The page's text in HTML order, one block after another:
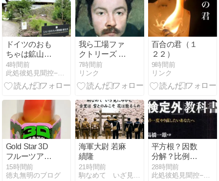
ドイツのおも
ちゃは鉱山町
から…という
こと
4時間前
此処彼処見聞控−ここかしこみききのひかえ
我ら工場ファ
クトリーズ 第
二話
7時間前
リンク
百合の君（１
２２）
9時間前
リンク
Gold Star 3D
フルーツアイ
スマンゴー・
フルーツアイ
15時間前
徳丸無明のブログ
海軍大尉 若麻
績隆
21時間前
平方根？因数
分解？比例反
比例？…とい
うこと
28時間前
此処彼処見聞控−ここかしこみききのひかえ